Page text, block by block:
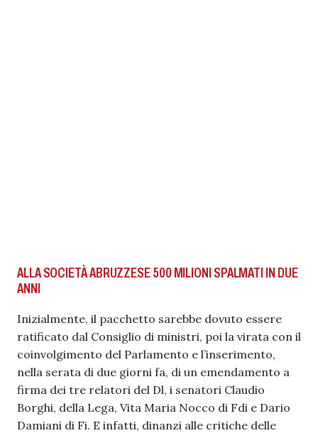
ALLA SOCIETÀ ABRUZZESE 500 MILIONI SPALMATI IN DUE
ANNI
Inizialmente, il pacchetto sarebbe dovuto essere
ratificato dal Consiglio di ministri, poi la virata con il
coinvolgimento del Parlamento e l’inserimento,
nella serata di due giorni fa, di un emendamento a
firma dei tre relatori del Dl, i senatori Claudio
Borghi, della Lega, Vita Maria Nocco di Fdi e Dario
Damiani di Fi. E infatti, dinanzi alle critiche delle